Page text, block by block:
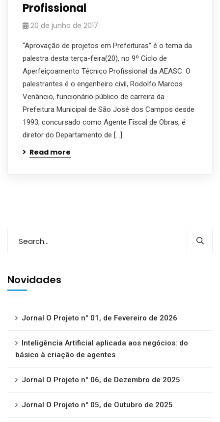
Profissional
20 de junho de 2017
“Aprovação de projetos em Prefeituras” é o tema da
palestra desta terça-feira(20), no 9º Ciclo de
Aperfeiçoamento Técnico Profissional da AEASC. O
palestrantes é o engenheiro civil, Rodolfo Marcos
Venâncio, funcionário público de carreira da
Prefeitura Municipal de São José dos Campos desde
1993, concursado como Agente Fiscal de Obras, é
diretor do Departamento de […]
Read more
Novidades
Jornal O Projeto n° 01, de Fevereiro de 2026
Inteligência Artificial aplicada aos negócios: do
básico à criação de agentes
Jornal O Projeto n° 06, de Dezembro de 2025
Jornal O Projeto n° 05, de Outubro de 2025